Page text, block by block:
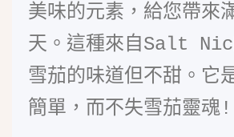
美味的元素，給您帶來
天。這種來自Salt Nic
雪茄的味道但不甜。它
簡單，而不失雪茄靈魂!